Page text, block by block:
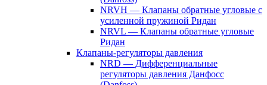
NRVH — Клапаны обратные угловые с
усиленной пружиной Ридан
NRVL — Клапаны обратные угловые
Ридан
Клапаны-регуляторы давления
NRD — Дифференциальные
регуляторы давления Данфосс